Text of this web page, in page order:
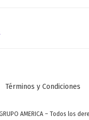
Términos y Condiciones
AMERICA – Todos los